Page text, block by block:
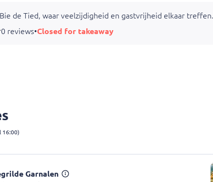
de Tied, waar veelzijdigheid en gastvrijheid elkaar treffen.
0 reviews•Closed for takeaway
16:00)
Garnalen